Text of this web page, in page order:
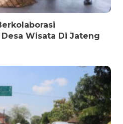
Wisata Di Jateng